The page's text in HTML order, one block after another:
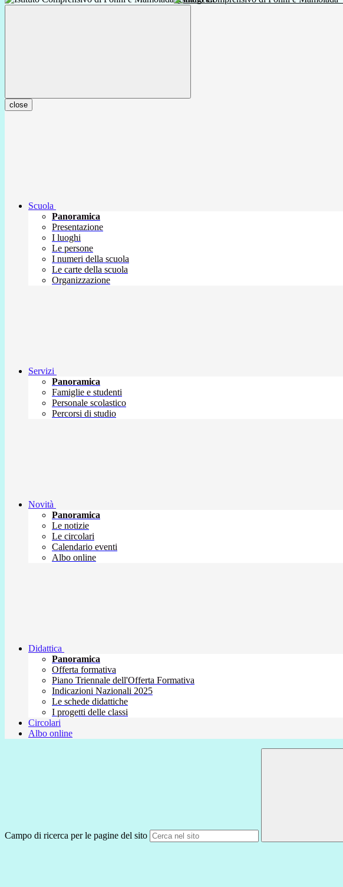
close
Scuola
Panoramica
Presentazione
I luoghi
Le persone
I numeri della scuola
Le carte della scuola
Organizzazione
Servizi
Panoramica
Famiglie e studenti
Personale scolastico
Percorsi di studio
Novità
Panoramica
Le notizie
Le circolari
Calendario eventi
Albo online
Didattica
Panoramica
Offerta formativa
Piano Triennale dell'Offerta Formativa
Indicazioni Nazionali 2025
Le schede didattiche
I progetti delle classi
Circolari
Albo online
Campo di ricerca per le pagine del sito